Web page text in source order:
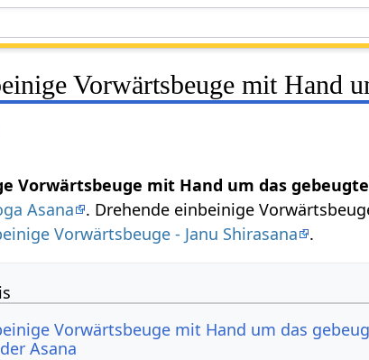
Vorwärtsbeuge mit Hand
Vorwärtsbeuge mit Hand um das
Asana
. Drehende einbeinige
Vorwärtsbeuge - Janu Shirasana .
Vorwärtsbeuge mit Hand um das
Asana